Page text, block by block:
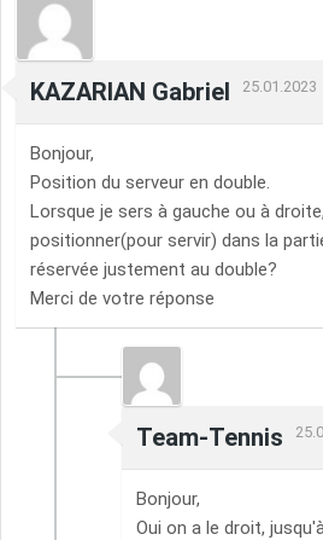
KAZARIAN Gabriel 25.01.2023
Bonjour,
Position du serveur en double.
Lorsque je sers à gauche ou à
positionner(pour servir) dans la
réservée justement au double?
Merci de votre réponse
Team-Tennis
Bonjour,
Oui on a le droit,